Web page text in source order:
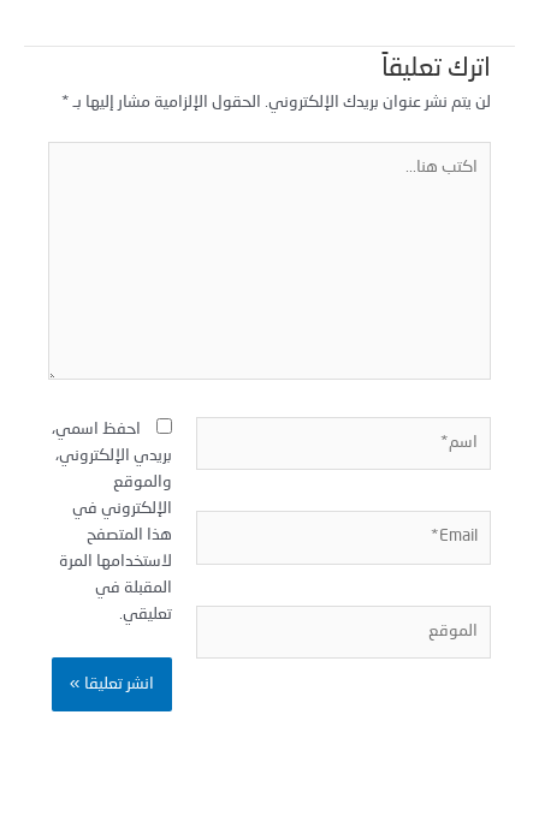
اترك تعليقاً
لن يتم نشر عنوان بريدك الإلكتروني. الحقول الإلزامية مشار إليها بـ
احفظ اسمي،
بريدي الإلكتروني،
والموقع
الإلكتروني في
هذا المتصفح
لاستخدامها المرة
المقبلة في
تعليقي.